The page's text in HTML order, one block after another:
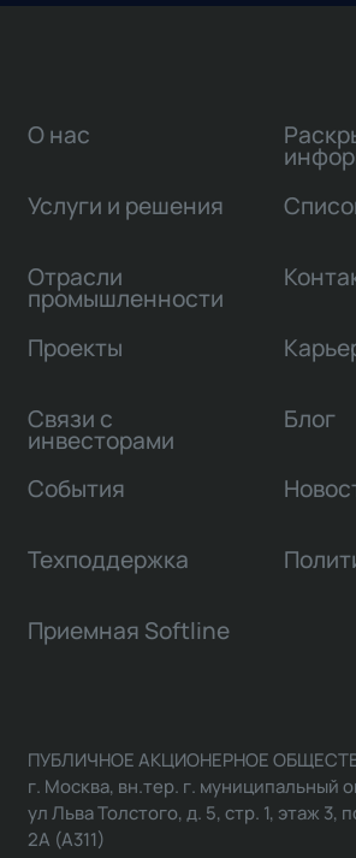
О нас
Услуги и решения
Отрасли
промышленности
Проекты
Связи с
инвесторами
Блог
События
Техподдержка
Приемная Softline
ПУБЛИЧНОЕ АКЦИОНЕРНОЕ
г. Москва, вн.тер. г. муниципальный
ул Льва Толстого, д. 5, стр. 1, этаж
2А (А311)